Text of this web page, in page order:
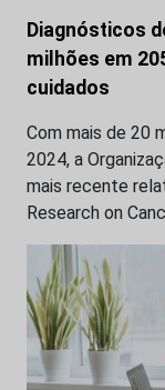
Diagnósticos
milhões em
cuidados
Com mais de 20
2024, a
mais recente
Research on